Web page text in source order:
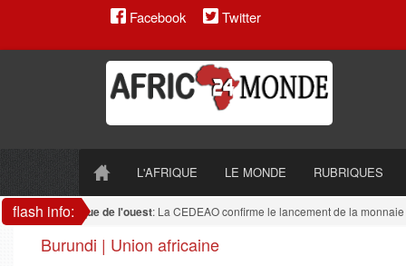
Facebook Twitter
L'AFRIQUE LE MONDE RUBRIQUES
flash info:
Afrique de l'ouest: La CEDEAO confirme le lancement de la monnaie
Burundi | Union africaine